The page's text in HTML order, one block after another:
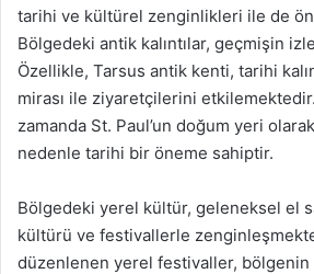
tarihi ve kültürel zenginlikleri ile de ön
Bölgedeki antik kalıntılar, geçmişin
Özellikle, Tarsus antik kenti, tarihi
mirası ile ziyaretçilerini
zamanda St. Paul’un doğum yeri
nedenle tarihi bir öneme sahiptir.
Bölgedeki yerel kültür, geleneksel el
kültürü ve festivallerle
düzenlenen yerel festivaller,